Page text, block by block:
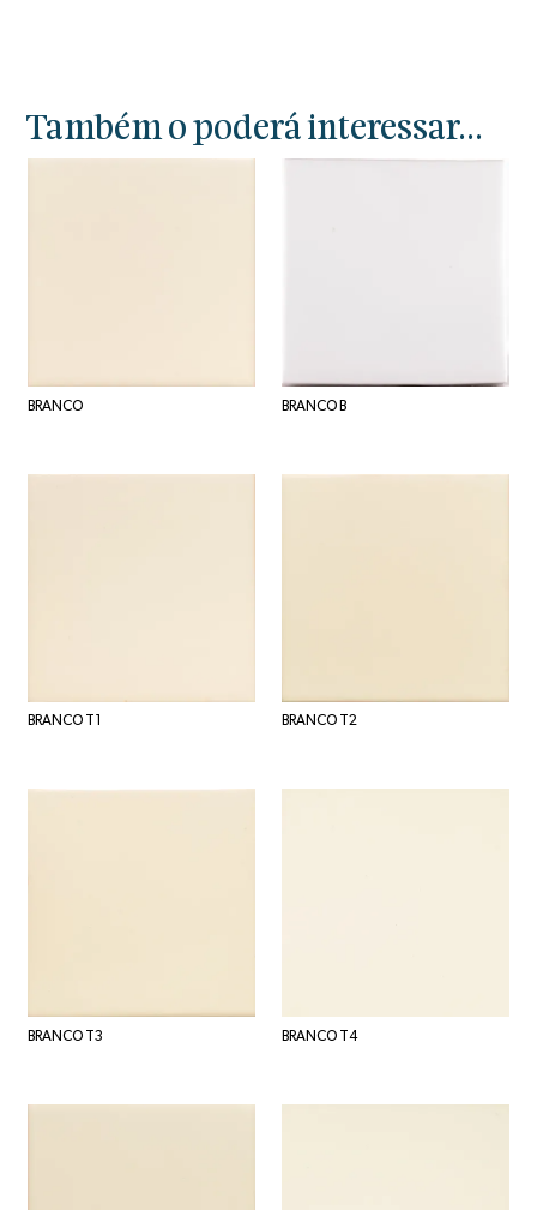
Também o poderá interessar...
BRANCO BRANCO B
BRANCO T1 BRANCO T2
BRANCO T3 BRANCO T4